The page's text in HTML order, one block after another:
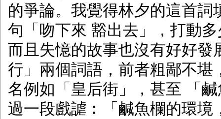
的爭論。我覺得林夕的這首
句「吻下來 豁出去」，打動
而且失憶的故事也沒有好好
行」兩個詞語，前者粗鄙不
名例如「皇后街」，甚至 「
過一段戲謔︰「鹹魚欄的環